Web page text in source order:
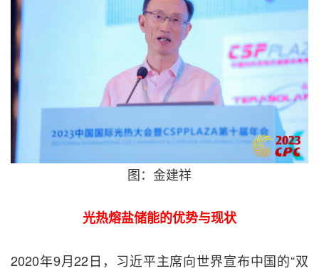
图：金建祥
光热熔盐储能的优势与现状
2020年9月22日，习近平主席向世界宣布中国的“双